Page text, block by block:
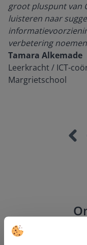
groot pluspunt van
luisteren naar
verbetering
Tamara Alkemade
Leerkracht / ICT-
Margrietschool